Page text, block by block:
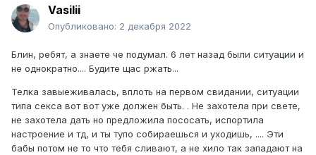
Vasilii
Опубликовано: 2 декабря 2022
Блин, ребят, а знаете че подумал. 6 лет назад были ситуации и
не однократно.... Будите щас ржать...
Телка завыеживалась, вплоть на первом свидании, ситуации
типа секса вот вот уже должен быть. . Не захотела при свете,
не захотела дать но предложила пососать, испортила
настроение и тд, и ты тупо собираешься и уходишь, .... Эти
бабы потом не то что тебя сливают, а не хило так западают на